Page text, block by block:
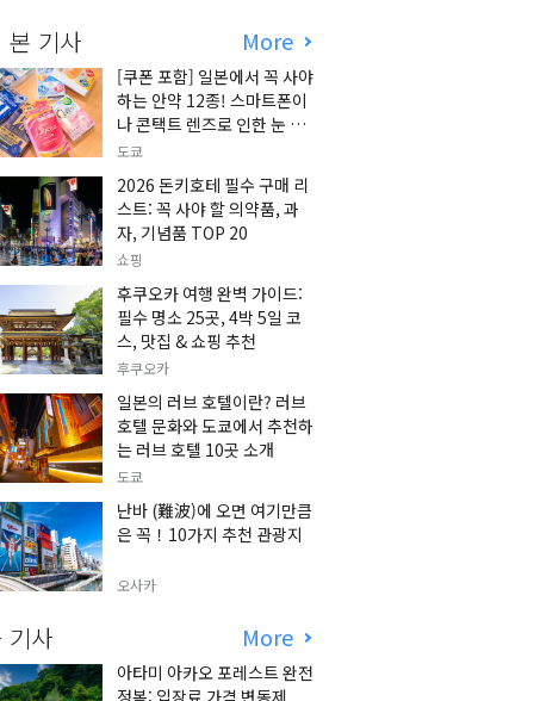
본 기사 More
[쿠폰 포함] 일본에서 꼭 사야
하는 안약 12종! 스마트폰이
나 콘택트 렌즈로 인한 눈 피
로에 최적!
도쿄
2026 돈키호테 필수 구매 리
스트: 꼭 사야 할 의약품, 과
자, 기념품 TOP 20
쇼핑
후쿠오카 여행 완벽 가이드:
필수 명소 25곳, 4박 5일 코
스, 맛집 & 쇼핑 추천
후쿠오카
일본의 러브 호텔이란? 러브
호텔 문화와 도쿄에서 추천하
는 러브 호텔 10곳 소개
도쿄
난바 (難波)에 오면 여기만큼
은 꼭！10가지 추천 관광지
오사카
기사 More
아타미 아카오 포레스트 완전
정복: 입장료 가격 변동제,